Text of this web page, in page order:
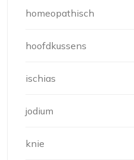
homeopathisch
hoofdkussens
ischias
jodium
knie